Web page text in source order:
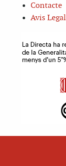
Contacte
Avis